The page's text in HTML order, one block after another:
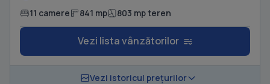
11 camere 841 mp 803 mp teren
Vezi lista vânzătorilor
Vezi istoricul prețurilor